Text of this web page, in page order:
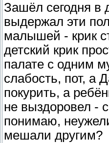
Зашёл сегодня в
выдержал эти
малышей - крик
детский крик
палате с одним
слабость, пот, а
покурить, а
не выздоровел -
понимаю,
мешали другим?